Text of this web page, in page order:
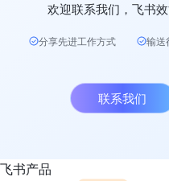
欢迎联系我们，飞书
分享先进工作方式 输送
联系我们
飞书产品